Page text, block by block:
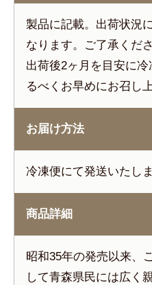
製品に記載。出荷状況
なります。ご了承くださ
出荷後2ヶ月を目安に
るべくお早めにお召し
お届け方法
冷凍便にて発送いたしま
商品詳細
昭和35年の発売以来、
して青森県民には広く